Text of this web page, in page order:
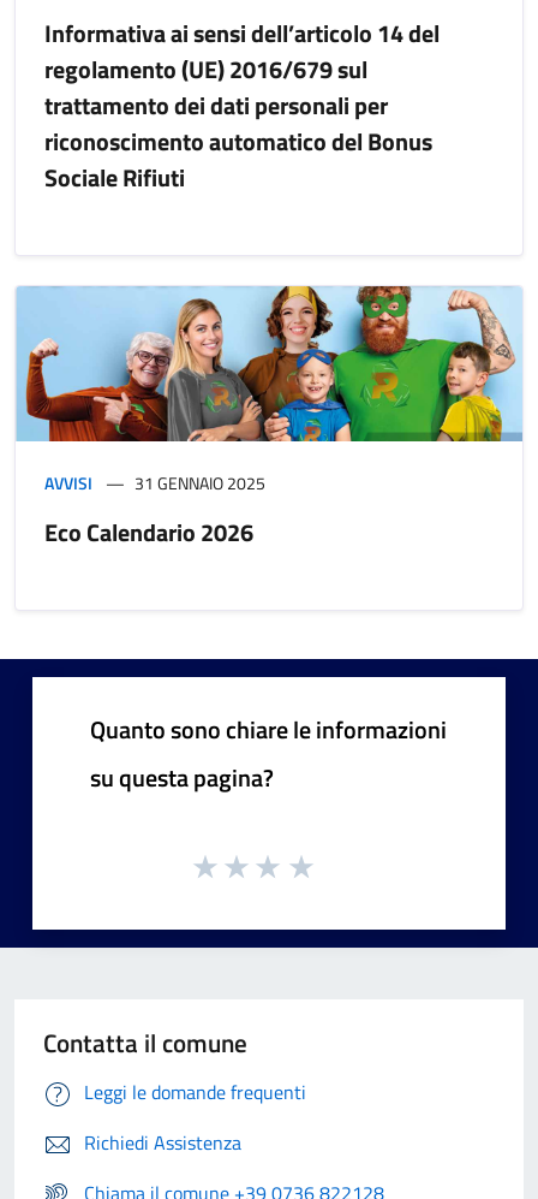
Informativa ai sensi dell’articolo 14 del
regolamento (UE) 2016/679 sul
trattamento dei dati personali per
riconoscimento automatico del Bonus
Sociale Rifiuti
AVVISI 31 GENNAIO 2025
Eco Calendario 2026
Quanto sono chiare le informazioni
su questa pagina?
Contatta il comune
Leggi le domande frequenti
Richiedi Assistenza
Chiama il comune +39 0736 822128